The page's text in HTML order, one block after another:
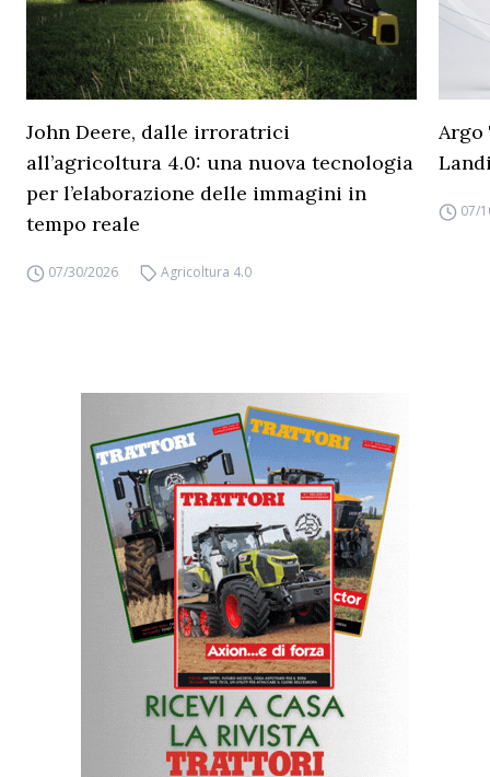
John Deere, dalle irroratrici
all’agricoltura 4.0: una nuova tecnologia
per l’elaborazione delle immagini in
tempo reale
07/30/2026 Agricoltura 4.0
07/